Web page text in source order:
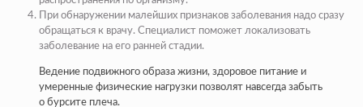
При обнаружении малейших признаков заболевания надо сразу
обращаться к врачу. Специалист поможет локализовать
заболевание на его ранней стадии.
Ведение подвижного образа жизни, здоровое питание и
умеренные физические нагрузки позволят навсегда забыть
о бурсите плеча.